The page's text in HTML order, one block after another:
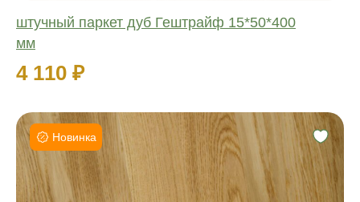
штучный паркет дуб Гештрайф 15*50*400
мм
4 110 ₽
Новинка
Фаска:
Соединение:
Обработка: